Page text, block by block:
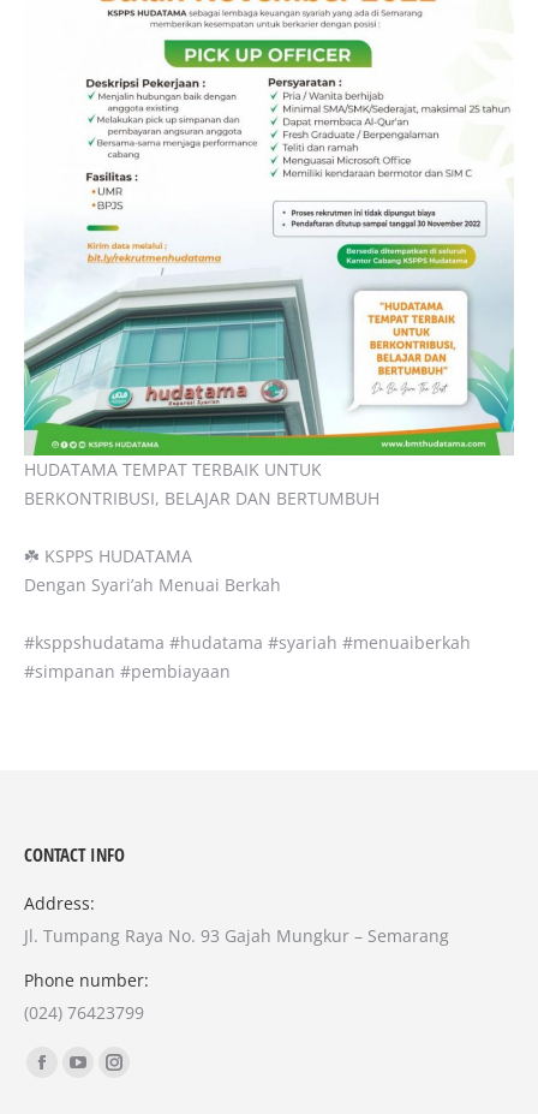
HUDATAMA TEMPAT TERBAIK UNTUK ⁣
BERKONTRIBUSI, BELAJAR DAN BERTUMBUH⁣
☘️ KSPPS HUDATAMA⁣
Dengan Syari’ah Menuai Berkah⁣
#ksppshudatama #hudatama #syariah #menuaiberkah
#simpanan #pembiayaan
CONTACT INFO
Address:
Jl. Tumpang Raya No. 93 Gajah Mungkur – Semarang
Phone number:
(024) 76423799
Find us on:
Facebook
YouTubeInstagram